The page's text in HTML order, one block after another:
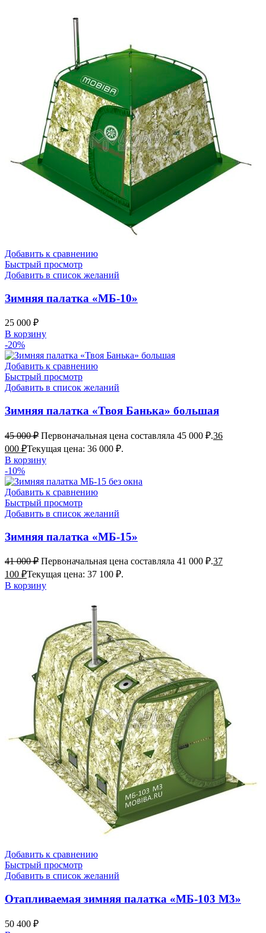
Добавить к сравнению
Быстрый просмотр
Добавить в список желаний
Зимняя палатка «МБ-10»
25 000 ₽
В корзину
-20%
Добавить к сравнению
Быстрый просмотр
Добавить в список желаний
Зимняя палатка «Твоя Банька» большая
45 000₽ Первоначальная цена составляла 45 000 ₽.36
000 ₽Текущая цена: 36 000 ₽.
В корзину
-10%
Добавить к сравнению
Быстрый просмотр
Добавить в список желаний
Зимняя палатка «МБ-15»
41 000₽ Первоначальная цена составляла 41 000 ₽.37
100 ₽Текущая цена: 37 100 ₽.
В корзину
Добавить к сравнению
Быстрый просмотр
Добавить в список желаний
Отапливаемая зимняя палатка «МБ-103 М3»
50 400 ₽